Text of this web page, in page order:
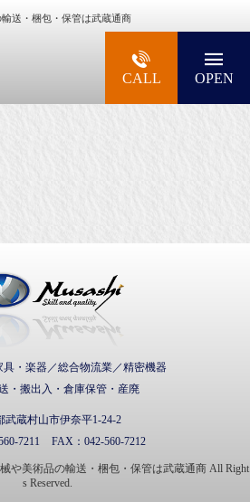
送・梱包・保管は武蔵通商
精密機械・美術品・高級楽器の梱包・輸送
CALL OPEN
具・楽器／総合物流業／精密機器
・搬出入・倉庫保管・産廃
武蔵村山市伊奈平1-24-2
7211 FAX： 042-560-7212
や美術品の輸送・梱包・保管は武蔵通商 All Right
s Reserved.